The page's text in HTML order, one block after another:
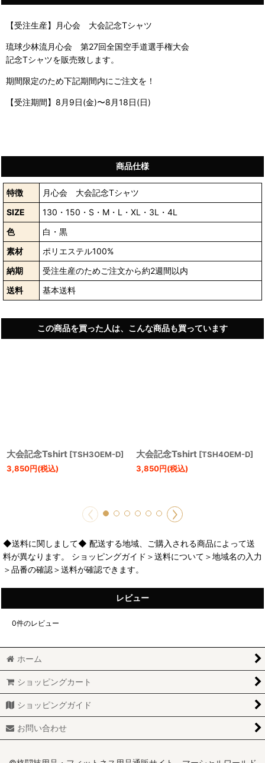
【受注生産】月心会 大会記念Tシャツ
琉球少林流月心会 第27回全国空手道選手権大会
記念Tシャツを販売致します。
期間限定のため下記期間内にご注文を！
【受注期間】8月9日(金)〜8月18日(日)
商品仕様
特徴
月心会 大会記念Tシャツ
SIZE
130・150・S・M・L・XL・3L・4L
色
白・黒
素材
ポリエステル100%
納期
受注生産のためご注文から約2週間以内
送料
基本送料
この商品を買った人は、こんな商品も買っています
大会記念Tshirt [TSH3OEM-D]
3,850円(税込)
大会記念Tshirt [TSH4OEM-D]
3,850円(税込)
◆送料に関しまして◆ 配送する地域、ご購入される商品によって送
料が異なります。 ショッピングガイド＞送料について＞地域名の入力
＞品番の確認＞送料が確認できます。
レビュー
0件のレビュー
ホーム
ショッピングカート
ショッピングガイド
お問い合わせ